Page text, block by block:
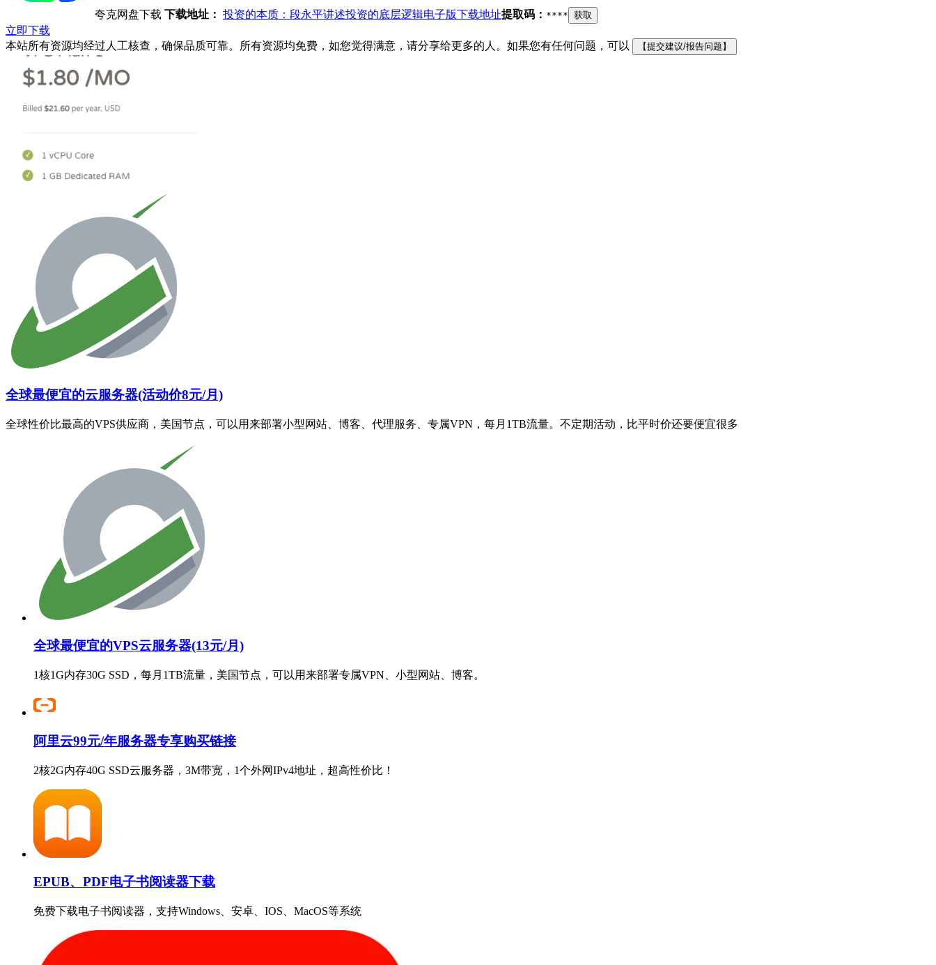
夸克网盘下载 下载地址： 投资的本质：段永平讲述投资的底层逻辑电子版下载地址提取码： **** 获取
立即下载
本站所有资源均经过人工核查，确保品质可靠。所有资源均免费，如您觉得满意，请分享给更多的人。如果您有任何问题，可以
【提交建议/报告问题】
全球最便宜的云服务器(活动价8元/月)
全球性价比最高的VPS供应商，美国节点，可以用来部署小型网站、博客、代理服务、专属VPN，每月1TB流量。不定期活动，比平时价还要便宜很多
全球最便宜的VPS云服务器(13元/月)
1核1G内存30G SSD，每月1TB流量，美国节点，可以用来部署专属VPN、小型网站、博客。
阿里云99元/年服务器专享购买链接
2核2G内存40G SSD云服务器，3M带宽，1个外网IPv4地址，超高性价比！
EPUB、PDF电子书阅读器下载
免费下载电子书阅读器，支持Windows、安卓、IOS、MacOS等系统